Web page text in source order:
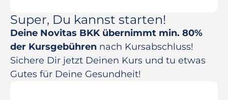
Super, Du kannst starten!
Deine Novitas BKK übernimmt min. 80%
der Kursgebühren nach Kursabschluss!
Sichere Dir jetzt Deinen Kurs und tu etwas
Gutes für Deine Gesundheit!